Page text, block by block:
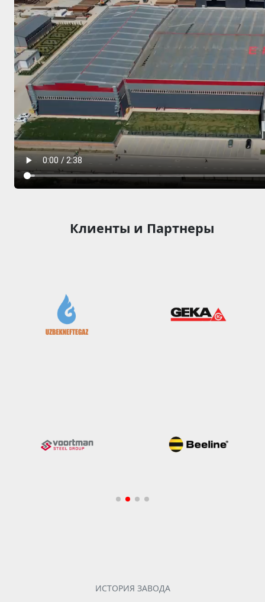
Клиенты и Партнеры
ИСТОРИЯ ЗАВОДА